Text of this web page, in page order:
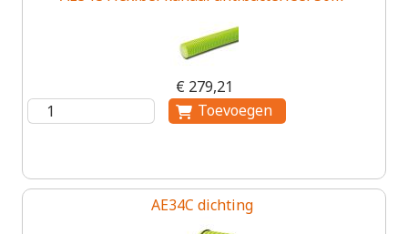
€ 279,21
AE34C dichting